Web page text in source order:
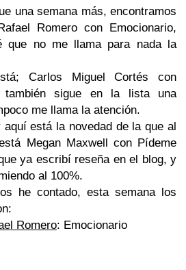
una semana más, encontramos
Romero con Emocionario,
que no me llama para nada la
Carlos Miguel Cortés con
también sigue en la lista una
me llama la atención.
está la novedad de la que al
Megan Maxwell con Pídeme
ya escribí reseña en el blog, y
al 100%.
he contado, esta semana los
Romero: Emocionario